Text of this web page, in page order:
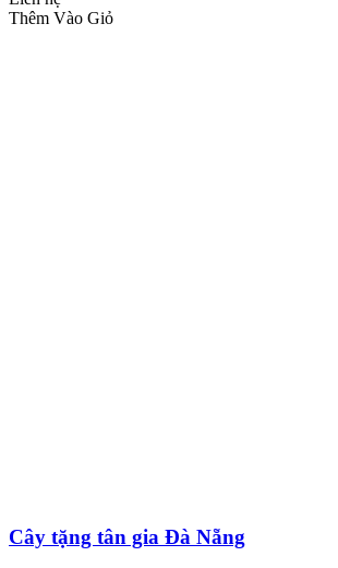
Thêm Vào Giỏ
Cây tặng tân gia Đà Nẵng